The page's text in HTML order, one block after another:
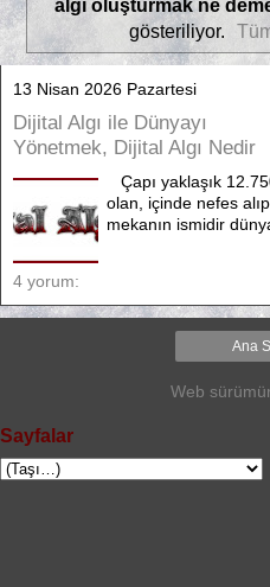
algı oluşturmak ne
gösteriliyor.
13 Nisan 2026 Pazartesi
Dijital Algı ile Dünyayı
Yönetmek, Dijital Algı Nedir
Çapı yaklaşık
olan, içinde nefes
mekanın ismidir
4 yorum:
Ana
Web
Sayfalar